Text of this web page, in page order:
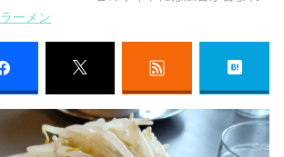
ラーメン